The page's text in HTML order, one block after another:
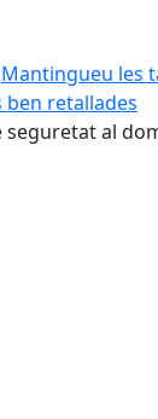
Mantingueu les
ben retallades